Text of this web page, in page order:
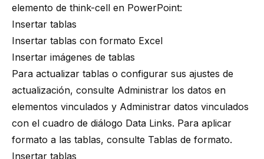
elemento de think-cell en PowerPoint:
Insertar tablas
Insertar tablas con formato Excel
Insertar imágenes de tablas
Para actualizar tablas o configurar sus ajustes de
actualización, consulte Administrar los datos en
elementos vinculados y Administrar datos vinculados
con el cuadro de diálogo Data Links. Para aplicar
formato a las tablas, consulte Tablas de formato.
Insertar tablas